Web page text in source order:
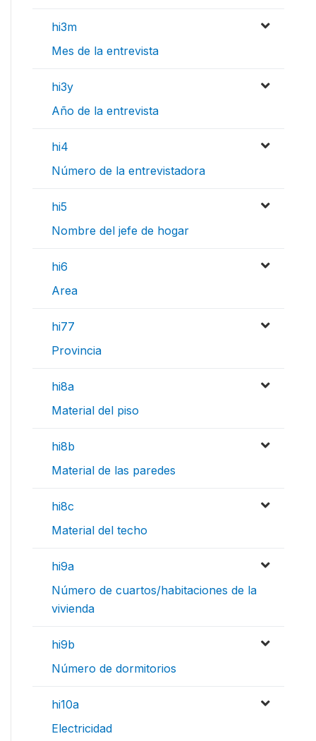
hi3m
Mes de la entrevista
hi3y
Año de la entrevista
hi4
Número de la entrevistadora
hi5
Nombre del jefe de hogar
hi6
Area
hi77
Provincia
hi8a
Material del piso
hi8b
Material de las paredes
hi8c
Material del techo
hi9a
Número de cuartos/habitaciones de la
vivienda
hi9b
Número de dormitorios
hi10a
Electricidad